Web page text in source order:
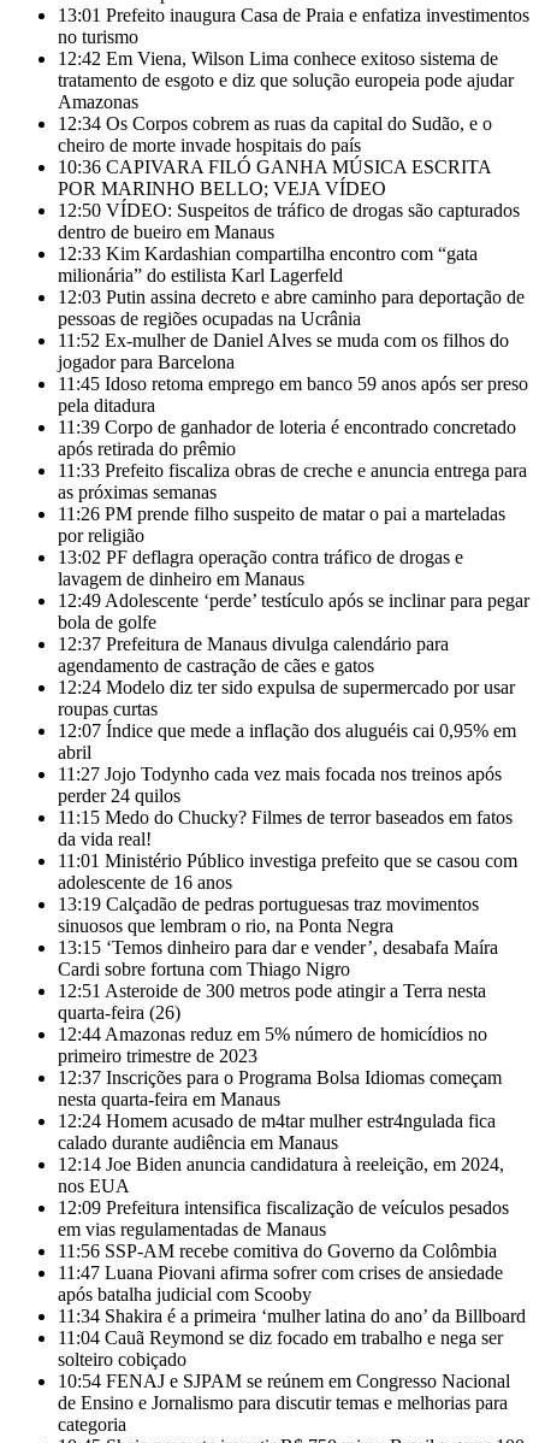
13:01 Prefeito inaugura Casa de Praia e enfatiza investimentos
no turismo
12:42 Em Viena, Wilson Lima conhece exitoso sistema de
tratamento de esgoto e diz que solução europeia pode ajudar
Amazonas
12:34 Os Corpos cobrem as ruas da capital do Sudão, e o
cheiro de morte invade hospitais do país
10:36 CAPIVARA FILÓ GANHA MÚSICA ESCRITA
POR MARINHO BELLO; VEJA VÍDEO
12:50 VÍDEO: Suspeitos de tráfico de drogas são capturados
dentro de bueiro em Manaus
12:33 Kim Kardashian compartilha encontro com “gata
milionária” do estilista Karl Lagerfeld
12:03 Putin assina decreto e abre caminho para deportação de
pessoas de regiões ocupadas na Ucrânia
11:52 Ex-mulher de Daniel Alves se muda com os filhos do
jogador para Barcelona
11:45 Idoso retoma emprego em banco 59 anos após ser preso
pela ditadura
11:39 Corpo de ganhador de loteria é encontrado concretado
após retirada do prêmio
11:33 Prefeito fiscaliza obras de creche e anuncia entrega para
as próximas semanas
11:26 PM prende filho suspeito de matar o pai a marteladas
por religião
13:02 PF deflagra operação contra tráfico de drogas e
lavagem de dinheiro em Manaus
12:49 Adolescente ‘perde’ testículo após se inclinar para pegar
bola de golfe
12:37 Prefeitura de Manaus divulga calendário para
agendamento de castração de cães e gatos
12:24 Modelo diz ter sido expulsa de supermercado por usar
roupas curtas
12:07 Índice que mede a inflação dos aluguéis cai 0,95% em
abril
11:27 Jojo Todynho cada vez mais focada nos treinos após
perder 24 quilos
11:15 Medo do Chucky? Filmes de terror baseados em fatos
da vida real!
11:01 Ministério Público investiga prefeito que se casou com
adolescente de 16 anos
13:19 Calçadão de pedras portuguesas traz movimentos
sinuosos que lembram o rio, na Ponta Negra
13:15 ‘Temos dinheiro para dar e vender’, desabafa Maíra
Cardi sobre fortuna com Thiago Nigro
12:51 Asteroide de 300 metros pode atingir a Terra nesta
quarta-feira (26)
12:44 Amazonas reduz em 5% número de homicídios no
primeiro trimestre de 2023
12:37 Inscrições para o Programa Bolsa Idiomas começam
nesta quarta-feira em Manaus
12:24 Homem acusado de m4tar mulher estr4ngulada fica
calado durante audiência em Manaus
12:14 Joe Biden anuncia candidatura à reeleição, em 2024,
nos EUA
12:09 Prefeitura intensifica fiscalização de veículos pesados
em vias regulamentadas de Manaus
11:56 SSP-AM recebe comitiva do Governo da Colômbia
11:47 Luana Piovani afirma sofrer com crises de ansiedade
após batalha judicial com Scooby
11:34 Shakira é a primeira ‘mulher latina do ano’ da Billboard
11:04 Cauã Reymond se diz focado em trabalho e nega ser
solteiro cobiçado
10:54 FENAJ e SJPAM se reúnem em Congresso Nacional
de Ensino e Jornalismo para discutir temas e melhorias para
categoria